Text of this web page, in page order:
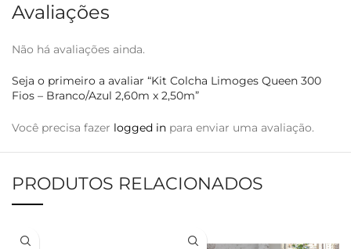
Avaliações
Não há avaliações ainda.
Seja o primeiro a avaliar “Kit Colcha Limoges Queen 300
Fios – Branco/Azul 2,60m x 2,50m”
Você precisa fazer logged in para enviar uma avaliação.
PRODUTOS RELACIONADOS